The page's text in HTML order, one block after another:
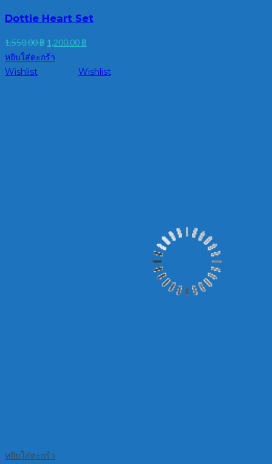
Dottie Heart Set
1,550.00฿ Original
price
1,200.00 ฿
is:
หยิบใส่ตะกร้า
Wishlist
Wishlist
หยิบใส่ตะกร้า